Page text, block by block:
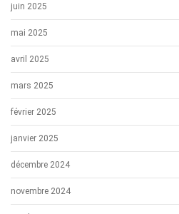
juin 2025
mai 2025
avril 2025
mars 2025
février 2025
janvier 2025
décembre 2024
novembre 2024